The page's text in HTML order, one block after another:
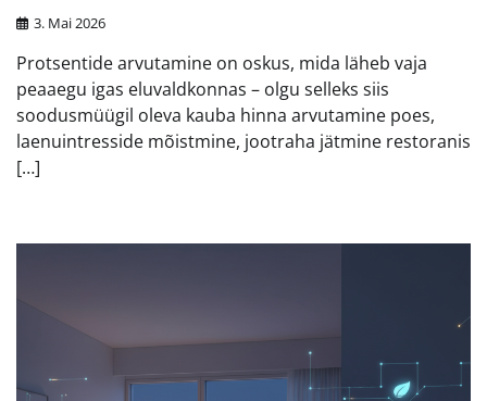
3. Mai 2026
Protsentide arvutamine on oskus, mida läheb vaja
peaaegu igas eluvaldkonnas – olgu selleks siis
soodusmüügil oleva kauba hinna arvutamine poes,
laenuintresside mõistmine, jootraha jätmine restoranis
[…]